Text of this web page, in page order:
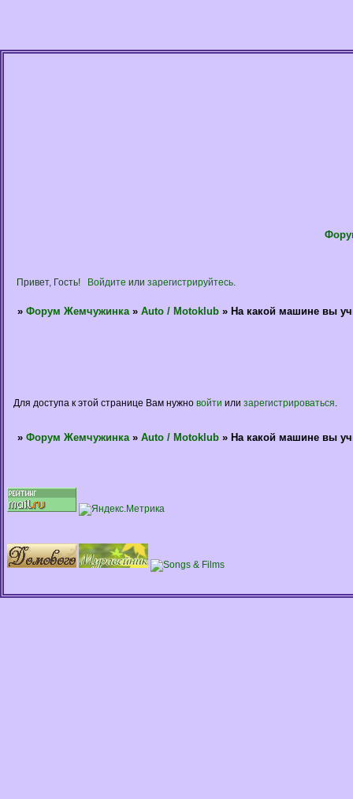
Привет, Гость! Войдите или зарегистрируйтесь.
» Форум Жемчужинка » Auto / Motoklub » На какой машине вы
Для доступа к этой странице Вам нужно войти или зарегистрироваться
» Форум Жемчужинка » Auto / Motoklub » На какой машине вы